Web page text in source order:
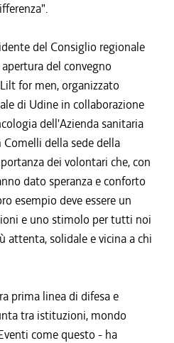
del Consiglio regionale
del convegno
for men, organizzato
di Udine in collaborazione
dell'Azienda sanitaria
della sede della
dei volontari che, con
dato speranza e conforto
esempio deve essere un
e uno stimolo per tutti noi
attenta, solidale e vicina a chi
prima linea di difesa e
tra istituzioni, mondo
come questo - ha